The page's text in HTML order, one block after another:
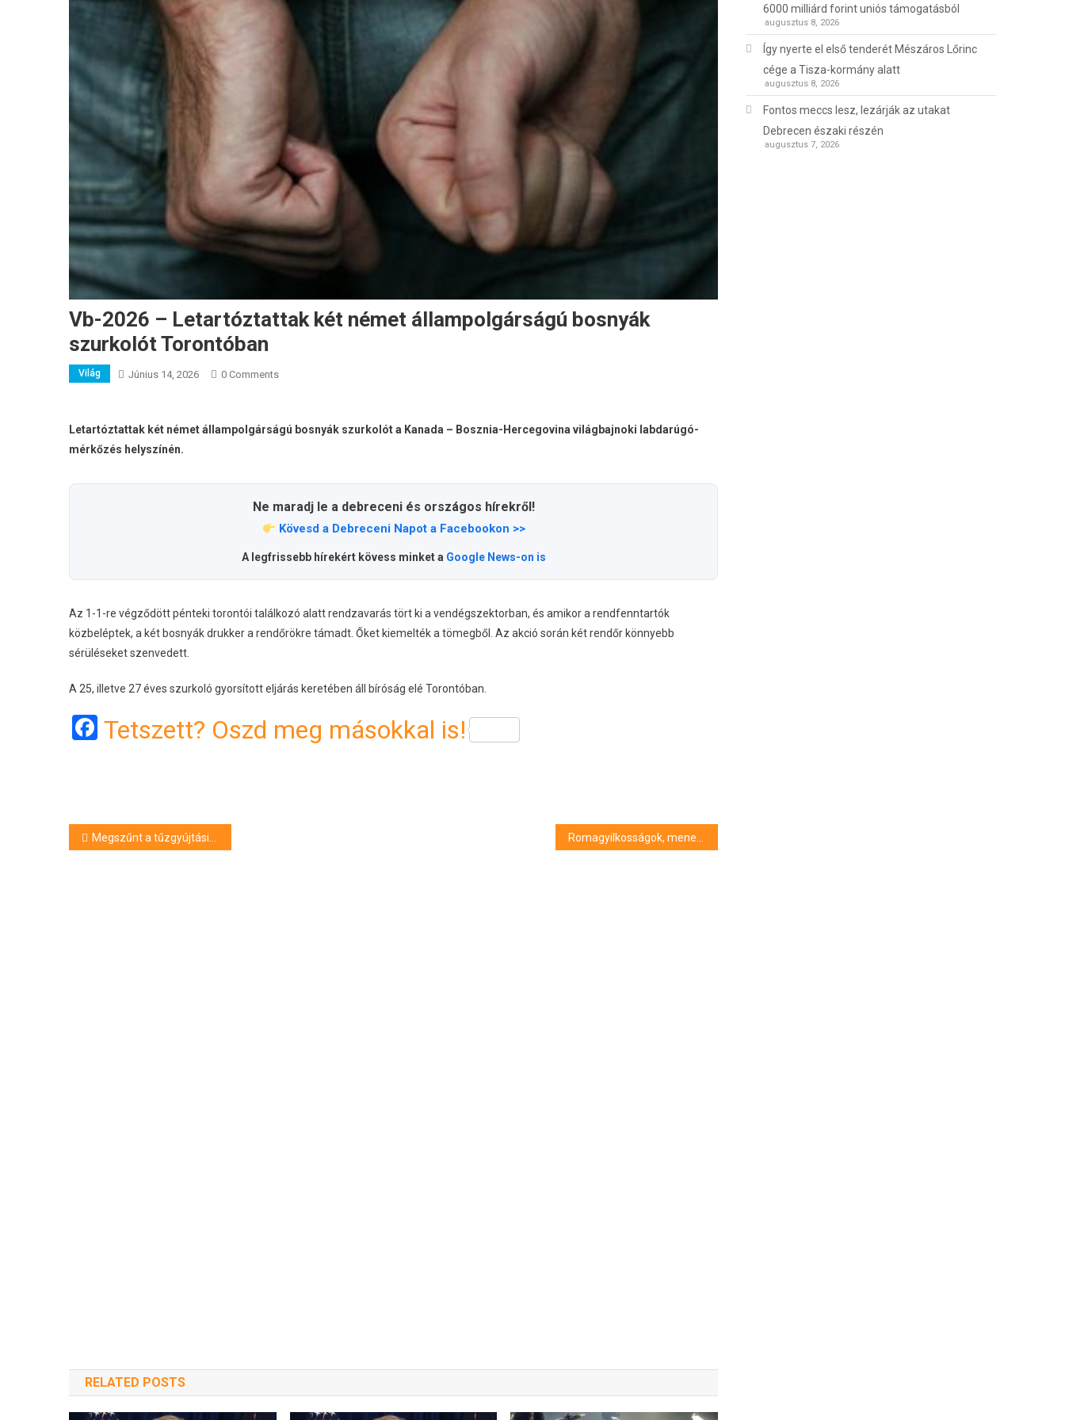
Vb-2026 – Letartóztattak két német állampolgárságú bosnyák
szurkolót Torontóban
Világ Június 14, 2026 0 Comments
Letartóztattak két német állampolgárságú bosnyák szurkolót a Kanada – Bosznia-Hercegovina világbajnoki labdarúgó-
mérkőzés helyszínén.
Ne maradj le a debreceni és országos hírekről!
Kövesd a Debreceni Napot a Facebookon >>
A legfrissebb hírekért kövess minket a Google News-on is
Az 1-1-re végződött pénteki torontói találkozó alatt rendzavarás tört ki a vendégszektorban, és amikor a rendfenntartók
közbeléptek, a két bosnyák drukker a rendőrökre támadt. Őket kiemelték a tömegből. Az akció során két rendőr könnyebb
sérüléseket szenvedett.
A 25, illetve 27 éves szurkoló gyorsított eljárás keretében áll bíróság elé Torontóban.
Facebook
Tetszett? Oszd meg másokkal is!
Bejegyzés
Megszűnt a tűzgyújtási tilalom Szabolcs-Szatmár-Bereg megyében Romagyilkosságok, menekültválság: a közelmúlt társadalmi és politikai eseményei elevendnek meg a MODEM új kiállításán
RELATED POSTS
6000 milliárd forint uniós támogatásból
augusztus 8, 2026
Így nyerte el első tenderét Mészáros Lőrinc
cége a Tisza-kormány alatt
augusztus 8, 2026
Fontos meccs lesz, lezárják az utakat
Debrecen északi részén
augusztus 7, 2026